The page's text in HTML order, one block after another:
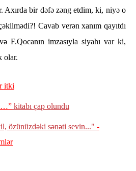
Axırda bir dəfə zəng etdim, ki, niyə o
Cavab verən xanım qayıtdı
F.Qocanın imzasıyla siyahı var ki,
olar.
itki
kitabı çap olundu
özünüzdəki sənəti sevin..." -